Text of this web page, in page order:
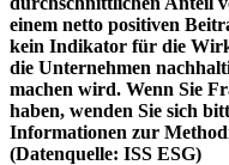
einem netto positiven
kein Indikator für die
die Unternehmen
machen wird. Wenn Sie
haben, wenden Sie sich
Informationen zur
(Datenquelle: ISS ESG)